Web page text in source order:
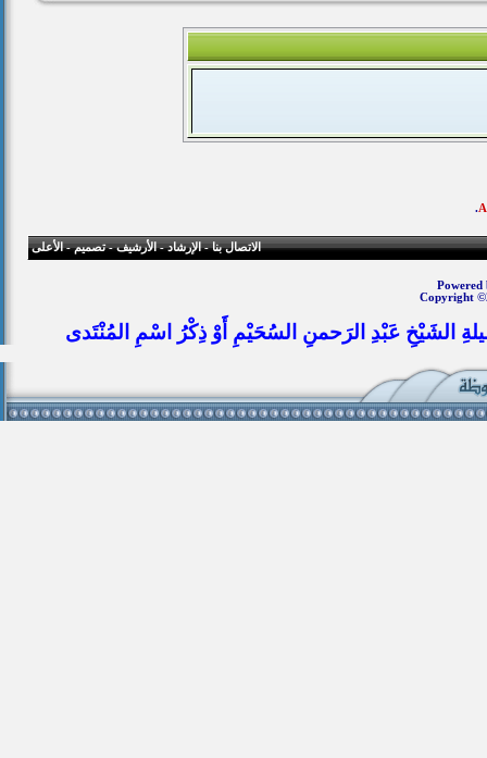
.
الاتصال بنا-الإرشاد-الأرشيف-تصميم-الأعلى
Powered
Copyright
الشَيْخِ عَبْدِ الرَحمنِ السُحَيْمِ أَوْ ذِكْرُ اسْمِ المُنْتَدى